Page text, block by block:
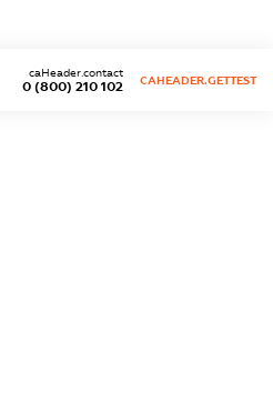
0 (800) 210 102
caHeader.contact
CAHEADER.GETTEST